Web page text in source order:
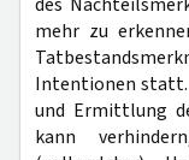
mehr zu
Intentionen statt.
und Ermittlung
kann